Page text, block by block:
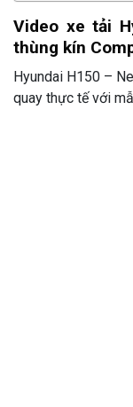
Video xe tải
thùng kín
Hyundai H150 –
quay thực tế với